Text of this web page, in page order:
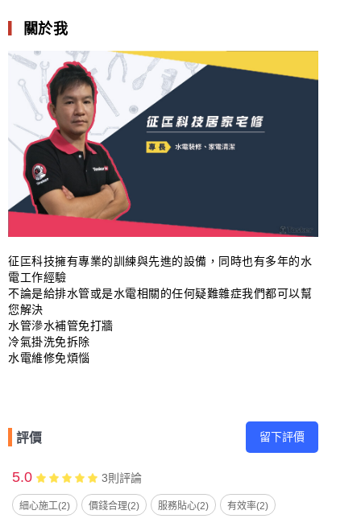
關於我
征匞科技擁有專業的訓練與先進的設備，同時也有多年的水
電工作經驗
不論是給排水管或是水電相關的任何疑難雜症我們都可以幫
您解決
水管滲水補管免打牆
冷氣掛洗免拆除
水電維修免煩惱
評價 留下評價
5.0 3則評論
細心施工(2) 價錢合理(2) 服務貼心(2) 有效率(2)